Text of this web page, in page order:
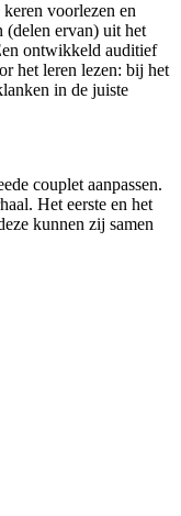
voorlezen en
(delen ervan) uit het
ontwikkeld auditief
het leren lezen: bij het
in de juiste
couplet aanpassen.
Het eerste en het
kunnen zij samen